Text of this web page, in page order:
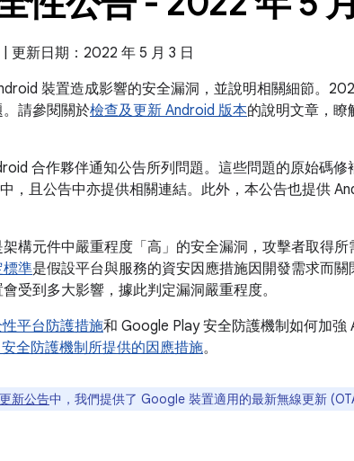
更新日期：2022 年 5 月 3 日
裝置造成影響的安全漏洞，並說明相關細節。
請參閱關於檢查及更新 Android 版本的說明文章，瞭
合作夥伴通知公告所列問題。這些問題的原始碼修
，且公告中亦提供相關連結。此外，本公告也提供
構元件中嚴重程度「高」的安全漏洞，攻擊者取得
標準是假設平台與服務的資安因應措施因開發需求而
受到多大影響，據此判定漏洞嚴重程度。
平台防護措施和 Google Play 安全防護機制如何加強
全防護機制所提供的因應措施。
新公告中，我們提供了 Google 裝置適用的最新無線更新